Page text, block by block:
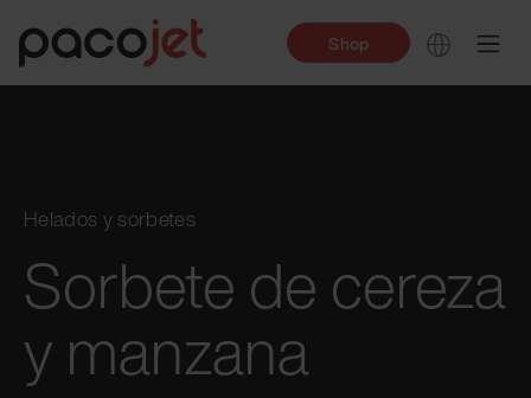
Shop
Helados y sorbetes
Sorbete de cereza
y manzana